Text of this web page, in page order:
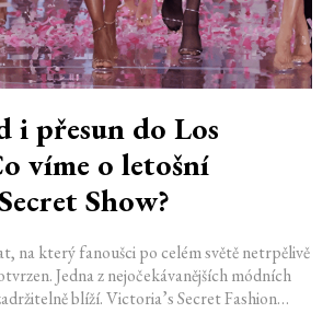
i přesun do Los
víme o letošní
Show?
na který fanoušci po celém světě netrpělivě
Jedna z nejočekávanějších módních
blíží. Victoria’s Secret Fashion